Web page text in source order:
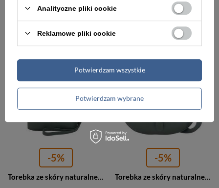
Najniższa cena:269,99 zł Najniższa cena: 289,99 zł
-5%
Torebka ze skóry naturalnej damska Barberini's 807-42 listonoszka mała ciemnozielona
-5%
Torebka ze skóry naturalnej damska Barberini's 641-42 listonoszka mała ciemnozielona
Analityczne pliki cookie
Reklamowe pliki cookie
Potwierdzam wybrane
Potwierdzam wszystkie